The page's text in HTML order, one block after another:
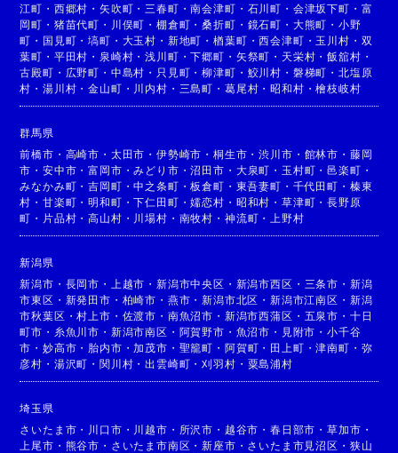
江町 ・ 西郷村 ・矢吹町 ・ 三春町 ・南会津町 ・ 石川町 ・ 会津坂下町 ・ 富
岡町 ・ 猪苗代町 ・ 川俣町 ・棚倉町 ・桑折町 ・ 鏡石町 ・ 大熊町 ・ 小野
町 ・ 国見町 ・塙町 ・ 大玉村 ・ 新地町 ・楢葉町 ・西会津町 ・ 玉川村 ・ 双
葉町 ・ 平田村 ・ 泉崎村 ・浅川町 ・下郷町 ・ 矢祭町 ・ 天栄村 ・飯舘村 ・
古殿町 ・ 広野町 ・ 中島村 ・ 只見町 ・柳津町 ・ 鮫川村 ・ 磐梯町 ・ 北塩原
村 ・湯川村 ・金山町 ・ 川内村 ・ 三島町 ・ 葛尾村 ・昭和村 ・檜枝岐村
群馬県
前橋市 ・ 高崎市 ・ 太田市 ・伊勢崎市 ・桐生市 ・渋川市 ・ 館林市 ・ 藤岡
市 ・安中市 ・富岡市 ・みどり市 ・沼田市 ・ 大泉町 ・ 玉村町 ・邑楽町 ・
みなかみ町 ・吉岡町 ・中之条町 ・板倉町 ・ 東吾妻町 ・ 千代田町 ・ 榛東
村 ・甘楽町 ・明和町 ・下仁田町 ・嬬恋村 ・ 昭和村 ・ 草津町 ・長野原
町 ・ 片品村 ・高山村 ・ 川場村 ・ 南牧村 ・ 神流町 ・ 上野村
新潟県
新潟市 ・ 長岡市 ・ 上越市 ・新潟市中央区 ・ 新潟市西区 ・ 三条市 ・ 新潟
市東区 ・ 新発田市 ・ 柏崎市 ・ 燕市 ・新潟市北区 ・新潟市江南区 ・ 新潟
市秋葉区 ・村上市 ・ 佐渡市 ・ 南魚沼市 ・ 新潟市西蒲区 ・ 五泉市 ・ 十日
町市 ・ 糸魚川市 ・ 新潟市南区 ・ 阿賀野市 ・ 魚沼市 ・ 見附市 ・小千谷
市 ・妙高市 ・ 胎内市 ・加茂市 ・ 聖籠町 ・ 阿賀町 ・ 田上町 ・津南町 ・ 弥
彦村 ・ 湯沢町 ・関川村 ・出雲崎町 ・刈羽村 ・ 粟島浦村
埼玉県
さいたま市 ・ 川口市 ・ 川越市 ・ 所沢市 ・ 越谷市 ・春日部市 ・草加市 ・
上尾市 ・ 熊谷市 ・ さいたま市南区 ・新座市 ・ さいたま市見沼区 ・ 狭山